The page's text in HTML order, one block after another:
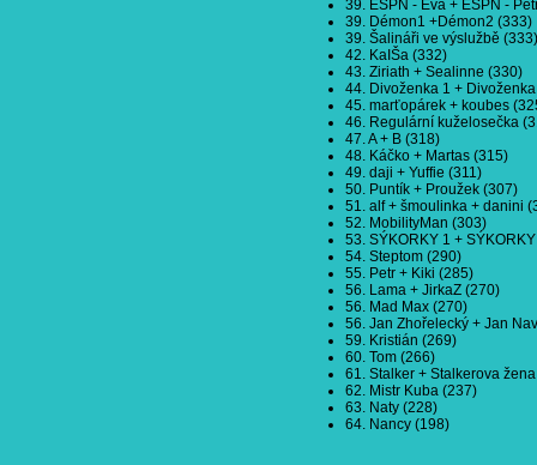
39. ESPN - Eva + ESPN -
39. Démon1 +Démon2 (333)
39. Šalináři ve výslužbě (333)
42. KaIŠa (332)
43. Ziriath + Sealinne (330)
44. Divoženka 1 +
45. marťopárek + koubes
46. Regulární kuželosečka
47. A + B (318)
48. Káčko + Martas (315)
49. daji + Yuffie (311)
50. Puntík + Proužek (307)
51. alf + šmoulinka + danini
52. MobilityMan (303)
53. SÝKORKY 1 +
54. Steptom (290)
55. Petr + Kiki (285)
56. Lama + JirkaZ (270)
56. Mad Max (270)
56. Jan Zhořelecký + Jan
59. Kristián (269)
60. Tom (266)
61. Stalker + Stalkerova
62. Mistr Kuba (237)
63. Naty (228)
64. Nancy (198)